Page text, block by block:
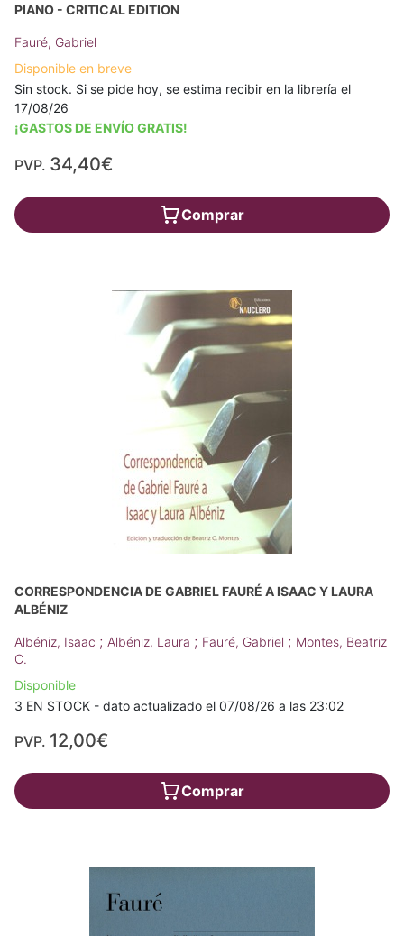
PIANO - CRITICAL EDITION
Fauré, Gabriel
Disponible en breve
Sin stock. Si se pide hoy, se estima recibir en la librería el
17/08/26
¡GASTOS DE ENVÍO GRATIS!
PVP. 34,40€
Comprar
CORRESPONDENCIA DE GABRIEL FAURÉ A ISAAC Y LAURA
ALBÉNIZ
Albéniz, Isaac ; Albéniz, Laura ; Fauré, Gabriel ; Montes, Beatriz
C.
Disponible
3 EN STOCK - dato actualizado el 07/08/26 a las 23:02
PVP. 12,00€
Comprar